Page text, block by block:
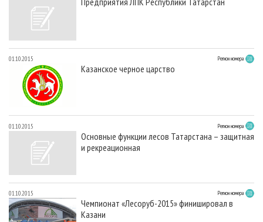
01.10.2015 Регион номера
Казанское черное царство
01.10.2015 Регион номера
Основные функции лесов Татарстана – защитная
и рекреационная
01.10.2015 Регион номера
Чемпионат «Лесоруб-2015» финишировал в
Казани